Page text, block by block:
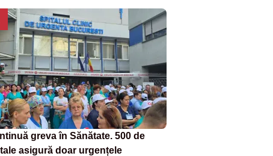
greva în Sănătate. 500 de
asigură doar urgențele